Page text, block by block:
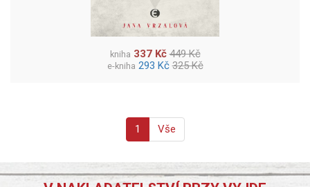
kniha 337 Kč 449 Kč
e-kniha 293 Kč 325 Kč
1 Vše